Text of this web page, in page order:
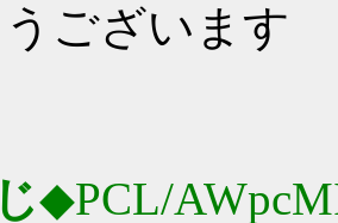
ございます
◆PCL/